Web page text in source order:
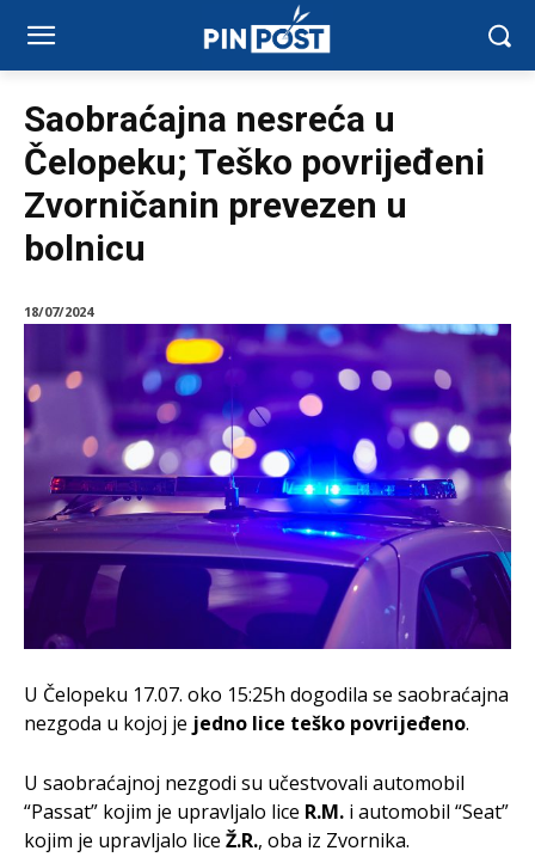
Saobraćajna nesreća u
Čelopeku; Teško povrijeđeni
Zvorničanin prevezen u
bolnicu
18/07/2024
U Čelopeku 17.07. oko 15:25h dogodila se saobraćajna
nezgoda u kojoj je jedno lice teško povrijeđeno.
U saobraćajnoj nezgodi su učestvovali automobil
“Passat” kojim je upravljalo lice R.M. i automobil “Seat”
kojim je upravljalo lice Ž.R., oba iz Zvornika.